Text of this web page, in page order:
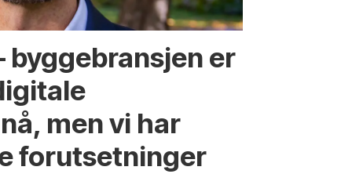
byggebransjen er
men vi har
forutsetninger